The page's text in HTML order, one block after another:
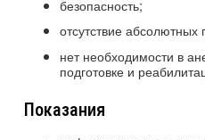
безопасность;
отсутствие абсолютных
нет необходимости в
подготовке и
Показания